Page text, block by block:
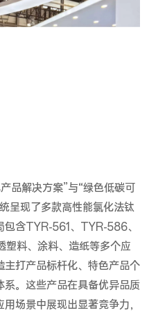
品解决方案”与“绿色低碳可
呈现了多款高性能氯化法钛
包含TYR-561、TYR-586、
料、涂料、造纸等多个应
打产品标杆化、特色产品个
。这些产品在具备优异品质
场景中展现出显著竞争力，